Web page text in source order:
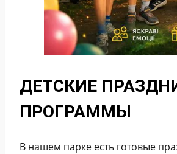
ДЕТСКИЕ
ПРОГРАММЫ
В нашем парке есть готовые